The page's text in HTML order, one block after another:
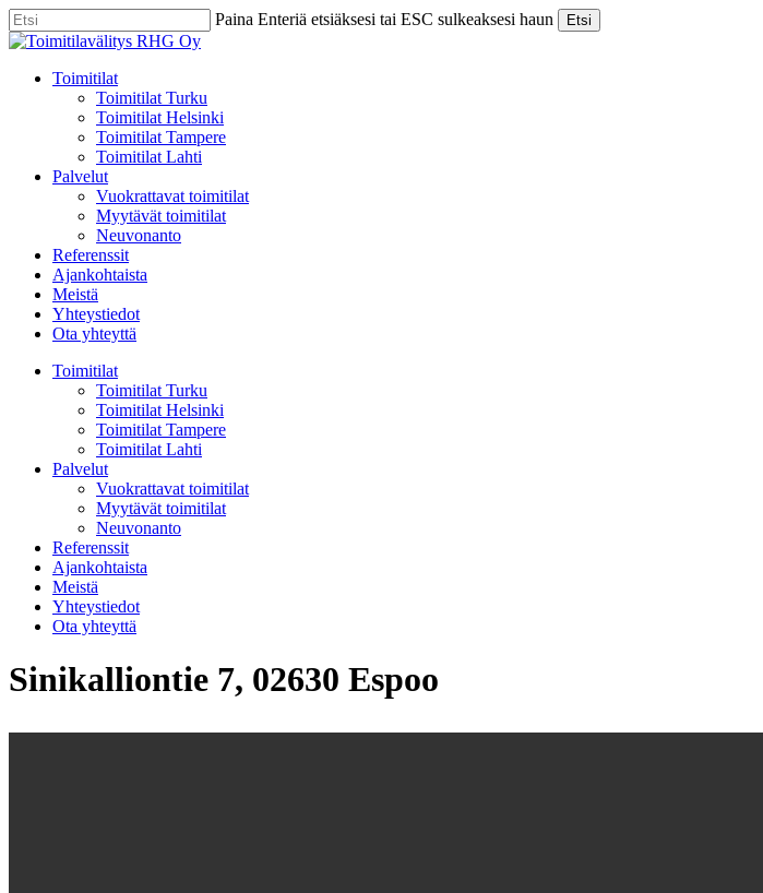
Skip
to
content
Paina Enteriä etsiäksesi tai ESC sulkeaksesi haun Etsi
Close
Menu
Toimitilat
Toimitilat Turku
Toimitilat Helsinki
Toimitilat Tampere
Toimitilat Lahti
Palvelut
Vuokrattavat toimitilat
Myytävät toimitilat
Neuvonanto
Referenssit
Ajankohtaista
Meistä
Yhteystiedot
Ota yhteyttä
Toimitilat
Toimitilat Turku
Toimitilat Helsinki
Toimitilat Tampere
Toimitilat Lahti
Palvelut
Vuokrattavat toimitilat
Myytävät toimitilat
Neuvonanto
Referenssit
Ajankohtaista
Meistä
Yhteystiedot
Ota yhteyttä
Sinikalliontie 7, 02630 Espoo